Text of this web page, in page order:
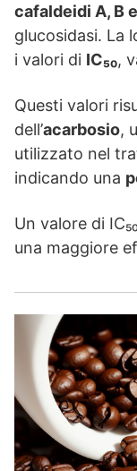
cafaldeidi A, B
glucosidasi. La
i valori di IC₅₀,
Questi valori
dell’acarbosio,
utilizzato nel
indicando una
Un valore di
una maggiore